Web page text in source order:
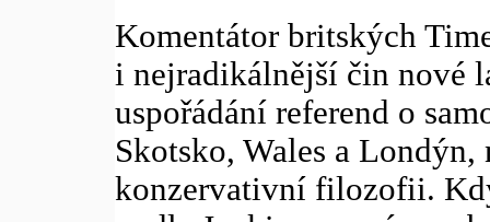
Komentátor britských
i nejradikálnější čin nové
uspořádání referend o
Skotsko, Wales a
konzervativní filozofii.